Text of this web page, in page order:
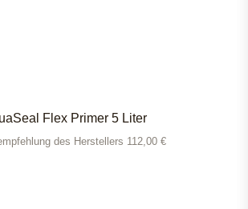
Flex Primer 5 Liter
des Herstellers 112,00 €